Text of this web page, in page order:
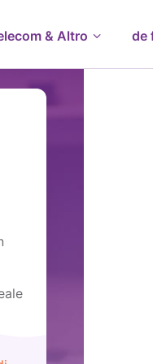
& Altro de